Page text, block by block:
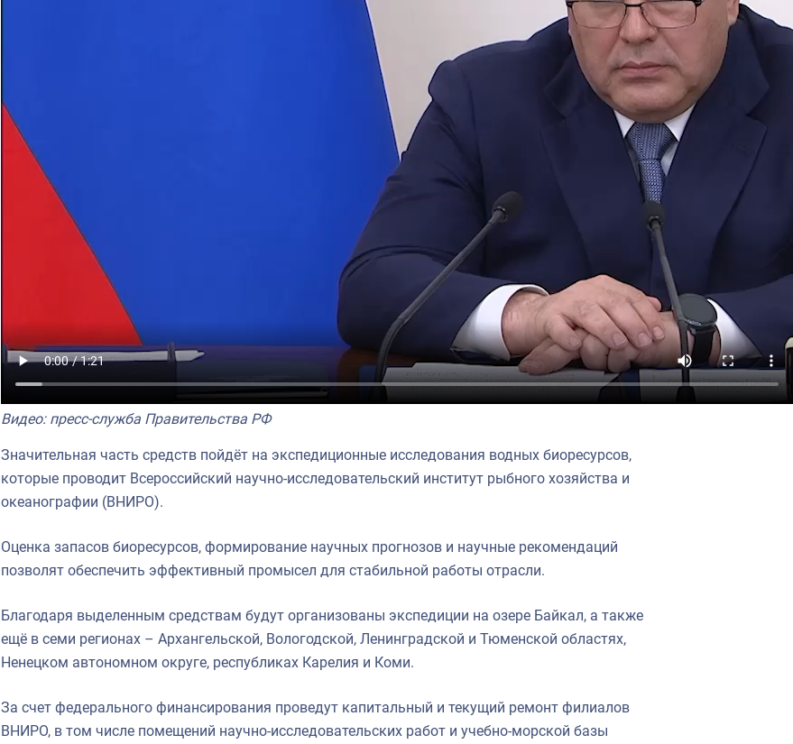
Видео: пресс-служба Правительства РФ
Значительная часть средств пойдёт на экспедиционные исследования водных биоресурсов,
которые проводит Всероссийский научно-исследовательский институт рыбного хозяйства и
океанографии (ВНИРО).
Оценка запасов биоресурсов, формирование научных прогнозов и научные рекомендаций
позволят обеспечить эффективный промысел для стабильной работы отрасли.
Благодаря выделенным средствам будут организованы экспедиции на озере Байкал, а также
ещё в семи регионах – Архангельской, Вологодской, Ленинградской и Тюменской областях,
Ненецком автономном округе, республиках Карелия и Коми.
За счет федерального финансирования проведут капитальный и текущий ремонт филиалов
ВНИРО, в том числе помещений научно-исследовательских работ и учебно-морской базы